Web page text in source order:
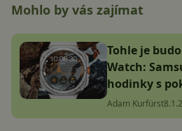
Mohlo by vás zajímat
Tohle je
Watch:
hodinky s
Adam Kurfürst